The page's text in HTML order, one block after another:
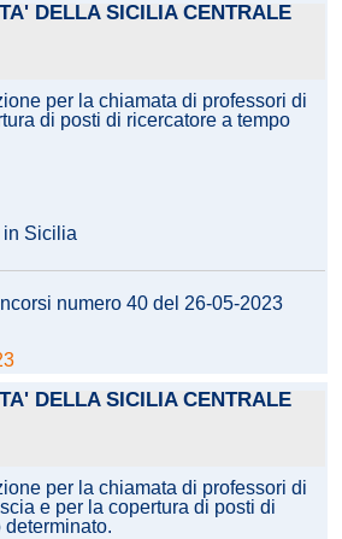
DELLA SICILIA CENTRALE
per la chiamata di professori di
di posti di ricercatore a tempo
Sicilia
numero 40 del 26-05-2023
DELLA SICILIA CENTRALE
per la chiamata di professori di
e per la copertura di posti di
determinato.